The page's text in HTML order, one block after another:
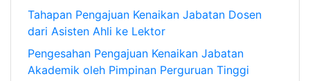
Tahapan Pengajuan Kenaikan Jabatan Dosen
dari Asisten Ahli ke Lektor
Pengesahan Pengajuan Kenaikan Jabatan
Akademik oleh Pimpinan Perguruan Tinggi